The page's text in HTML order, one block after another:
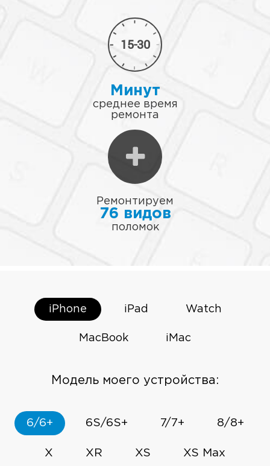
15-30
Минут
среднее время
ремонта
Ремонтируем
76 видов
поломок
iPhone iPad Watch
MacBook iMac
Модель моего устройства:
6/6+ 6S/6S+ 7/7+ 8/8+
X XR XS XS Max